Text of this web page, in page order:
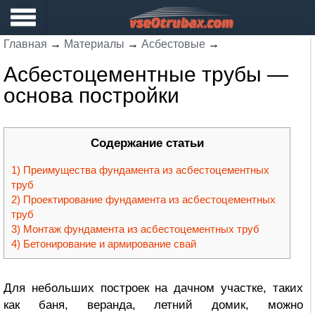
Главная → Материалы → Асбестовые →
Асбестоцементные трубы —
основа постройки
Содержание статьи
Преимущества фундамента из асбестоцементных
труб
Проектирование фундамента из асбестоцементных
труб
Монтаж фундамента из асбестоцементных труб
Бетонирование и армирование свай
Для небольших построек на дачном участке, таких
как баня, веранда, летний домик, можно